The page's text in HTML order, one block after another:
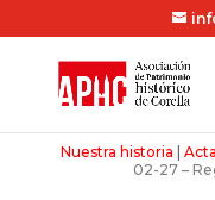
Nuestra historia |
02-27 –